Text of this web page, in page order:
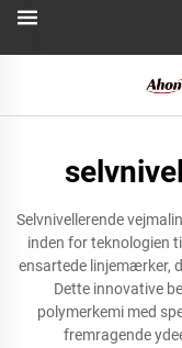
Selvnivellerende
inden for teknologien
ensartede linjemærker,
Dette innovative
polymerkemi med
fremragende